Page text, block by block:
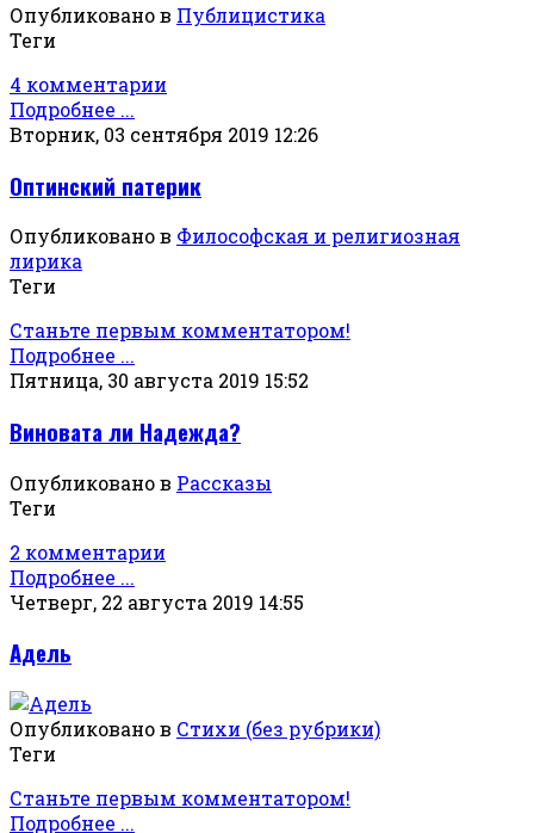
Опубликовано в Публицистика
Теги
4 комментарии
Подробнее ...
Вторник, 03 сентября 2019 12:26
Оптинский патерик
Опубликовано в Философская и религиозная
лирика
Теги
Станьте первым комментатором!
Подробнее ...
Пятница, 30 августа 2019 15:52
Виновата ли Надежда?
Опубликовано в Рассказы
Теги
2 комментарии
Подробнее ...
Четверг, 22 августа 2019 14:55
Адель
Опубликовано в Стихи (без рубрики)
Теги
Станьте первым комментатором!
Подробнее ...